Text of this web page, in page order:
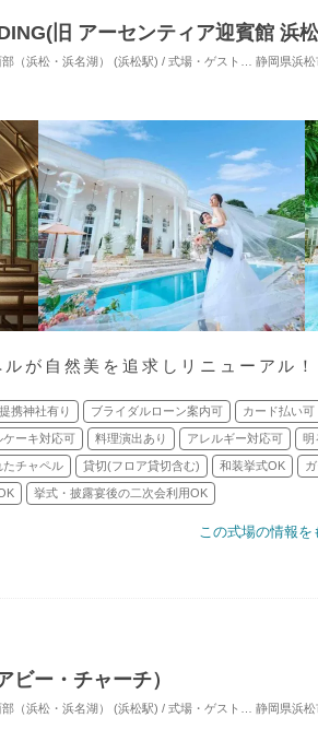
旧 アーセンティア迎賓館 浜
（浜松・浜名湖） (浜松駅) / 式場・ゲストハウス 対応
静岡県浜
が自然美を追求しリニューアル！
提携神社有り ブライダルローン案内可 カード払い可
ケーキ対応可 料理演出あり アレルギー対応可 明
たチャペル 貸切(フロア貸切含む) 和装挙式OK
挙式・披露宴後の二次会利用OK
この式場の情報を
ー・チャーチ）
（浜松・浜名湖） (浜松駅) / 式場・ゲストハウス 対応
静岡県浜